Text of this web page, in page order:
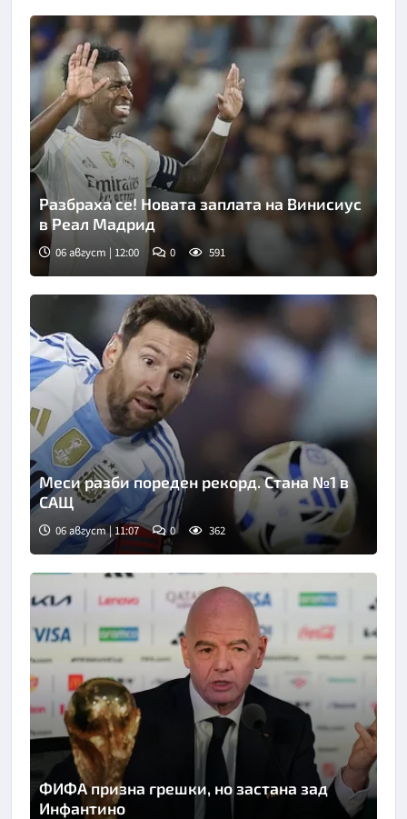
Разбраха се! Новата заплата на Винисиус
в Реал Мадрид
06 август | 12:00 0 591
Меси разби пореден рекорд. Стана №1 в
САЩ
06 август | 11:07 0 362
ФИФА призна грешки, но застана зад
Инфантино